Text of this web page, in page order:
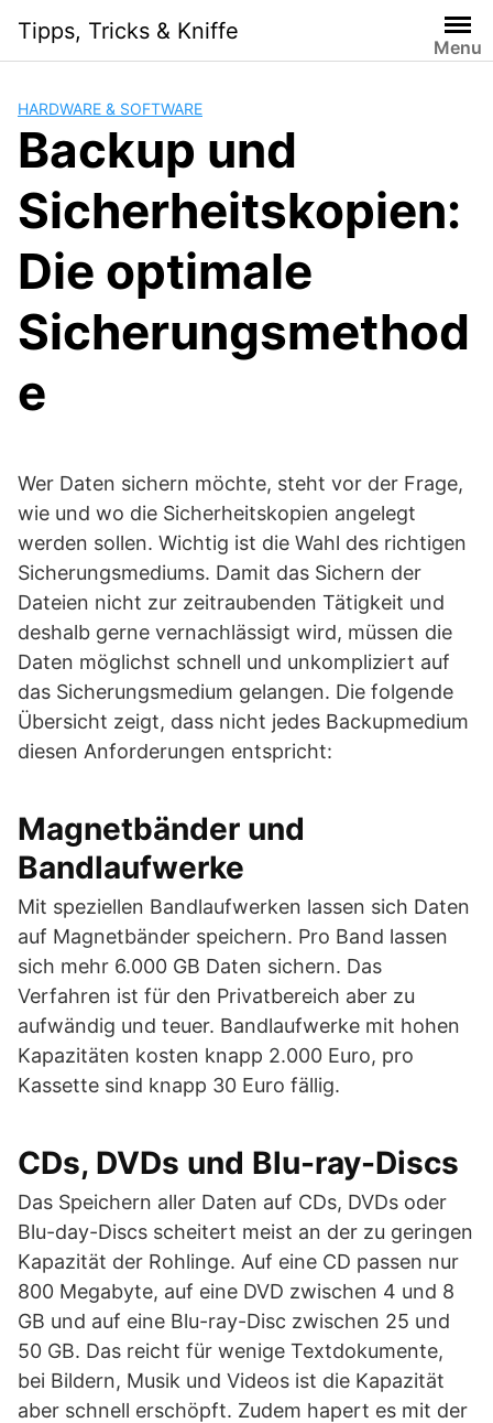
i
Tipps, Tricks & Kniffe
Menu
HARDWARE & SOFTWARE
Backup und
Sicherheitskopien:
Die optimale
Sicherungsmethod
e
Wer Daten sichern möchte, steht vor der Frage,
wie und wo die Sicherheitskopien angelegt
werden sollen. Wichtig ist die Wahl des richtigen
Sicherungsmediums. Damit das Sichern der
Dateien nicht zur zeitraubenden Tätigkeit und
deshalb gerne vernachlässigt wird, müssen die
Daten möglichst schnell und unkompliziert auf
das Sicherungsmedium gelangen. Die folgende
Übersicht zeigt, dass nicht jedes Backupmedium
diesen Anforderungen entspricht:
Magnetbänder und
Bandlaufwerke
Mit speziellen Bandlaufwerken lassen sich Daten
auf Magnetbänder speichern. Pro Band lassen
sich mehr 6.000 GB Daten sichern. Das
Verfahren ist für den Privatbereich aber zu
aufwändig und teuer. Bandlaufwerke mit hohen
Kapazitäten kosten knapp 2.000 Euro, pro
Kassette sind knapp 30 Euro fällig.
CDs, DVDs und Blu-ray-Discs
Das Speichern aller Daten auf CDs, DVDs oder
Blu-day-Discs scheitert meist an der zu geringen
Kapazität der Rohlinge. Auf eine CD passen nur
800 Megabyte, auf eine DVD zwischen 4 und 8
GB und auf eine Blu-ray-Disc zwischen 25 und
50 GB. Das reicht für wenige Textdokumente,
bei Bildern, Musik und Videos ist die Kapazität
aber schnell erschöpft. Zudem hapert es mit der